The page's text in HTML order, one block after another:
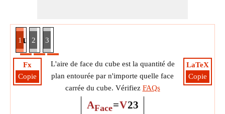
1
du cube étant donné le volume
2 3
Fx
Copie
LaTeX
Copie
L'aire de face du cube est la quantité de
plan entourée par n'importe quelle face
carrée du cube. Vérifiez FAQs
AFace=V23